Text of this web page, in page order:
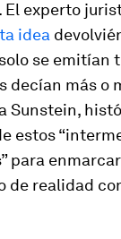
El experto
idea
se emitían
decían más o
Sunstein,
estos
para
de realidad